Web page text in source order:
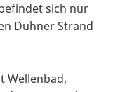
sich nur
Duhner Strand
Wellenbad,